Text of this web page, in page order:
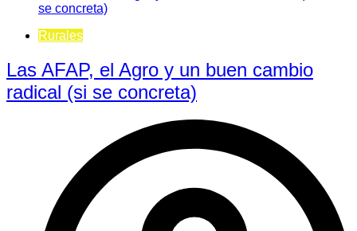
Rurales
Las AFAP, el Agro y un buen cambio
radical (si se concreta)